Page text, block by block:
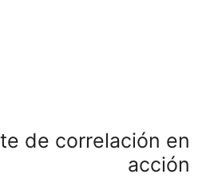
de correlación en
acción